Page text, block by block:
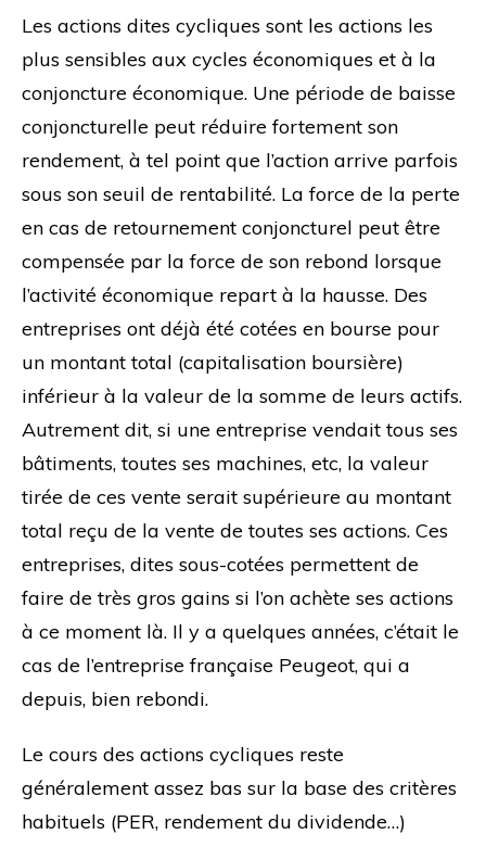
Les actions dites cycliques sont les actions les
plus sensibles aux cycles économiques et à la
conjoncture économique. Une période de baisse
conjoncturelle peut réduire fortement son
rendement, à tel point que l’action arrive parfois
sous son seuil de rentabilité. La force de la perte
en cas de retournement conjoncturel peut être
compensée par la force de son rebond lorsque
l’activité économique repart à la hausse. Des
entreprises ont déjà été cotées en bourse pour
un montant total (capitalisation boursière)
inférieur à la valeur de la somme de leurs actifs.
Autrement dit, si une entreprise vendait tous ses
bâtiments, toutes ses machines, etc, la valeur
tirée de ces vente serait supérieure au montant
total reçu de la vente de toutes ses actions. Ces
entreprises, dites sous-cotées permettent de
faire de très gros gains si l’on achète ses actions
à ce moment là. Il y a quelques années, c’était le
cas de l’entreprise française Peugeot, qui a
depuis, bien rebondi.
Le cours des actions cycliques reste
généralement assez bas sur la base des critères
habituels (PER, rendement du dividende…)